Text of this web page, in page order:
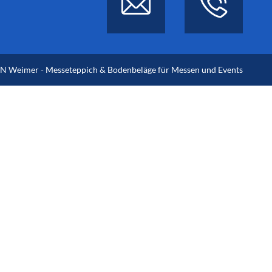
Weimer - Messeteppich & Bodenbeläge für Messen und Events